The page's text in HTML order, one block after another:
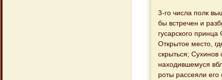
3-го числа полк
бы встречен и
гусарского
Открытое место,
скрыться; Сухинов
находившемуся
роты рассеяли